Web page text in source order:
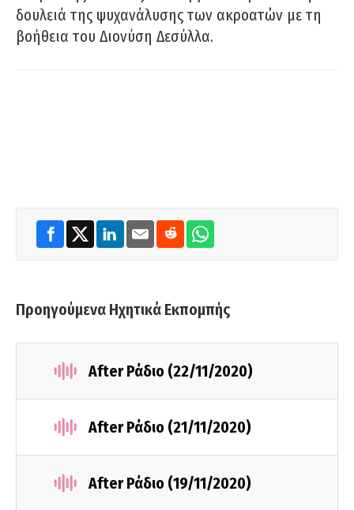
δουλειά της ψυχανάλυσης των ακροατών με τη
βοήθεια του Διονύση Δεσύλλα.
Προηγούμενα Ηχητικά Εκπομπής
After Ράδιο (22/11/2020)
After Ράδιο (21/11/2020)
After Ράδιο (19/11/2020)